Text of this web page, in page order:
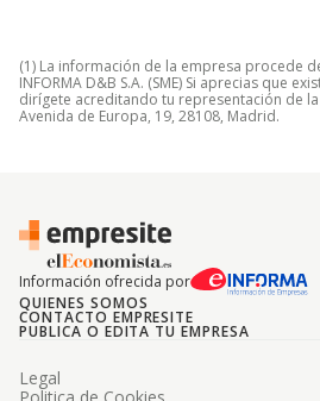
(1) La información de la empresa procede
INFORMA D&B S.A. (SME) Si aprecias que
dirígete acreditando tu representación de
Avenida de Europa, 19, 28108, Madrid.
Información ofrecida por
QUIENES SOMOS
CONTACTO EMPRESITE
PUBLICA O EDITA TU EMPRESA
Legal